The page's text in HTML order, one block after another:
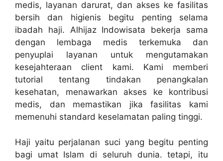
medis, layanan darurat, dan akses ke fasilitas
bersih dan higienis begitu penting selama
ibadah haji. Alhijaz Indowisata bekerja sama
dengan lembaga medis terkemuka dan
penyuplai layanan untuk mengutamakan
kesejahteraan client kami. Kami memberi
tutorial tentang tindakan penangkalan
kesehatan, menawarkan akses ke kontribusi
medis, dan memastikan jika fasilitas kami
memenuhi standard keselamatan paling tinggi.
Haji yaitu perjalanan suci yang begitu penting
bagi umat Islam di seluruh dunia. tetapi, itu